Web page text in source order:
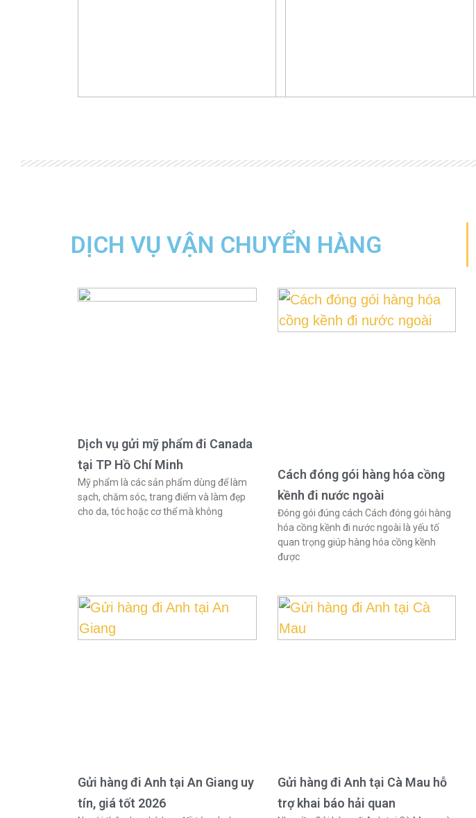
DỊCH VỤ VẬN CHUYỂN HÀNG
Dịch vụ gửi mỹ phẩm đi Canada
tại TP Hồ Chí Minh
Mỹ phẩm là các sản phẩm dùng để làm
sạch, chăm sóc, trang điểm và làm đẹp
cho da, tóc hoặc cơ thể mà không
Cách đóng gói hàng hóa cồng
kềnh đi nước ngoài
Đóng gói đúng cách Cách đóng gói hàng
hóa cồng kềnh đi nước ngoài là yếu tố
quan trọng giúp hàng hóa cồng kềnh
được
Gửi hàng đi Anh tại An Giang uy
tín, giá tốt 2026
Gửi hàng đi Anh tại Cà Mau hỗ
trợ khai báo hải quan